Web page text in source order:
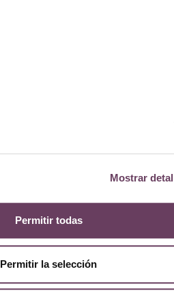
Mostrar
Permitir todas
Permitir la selección